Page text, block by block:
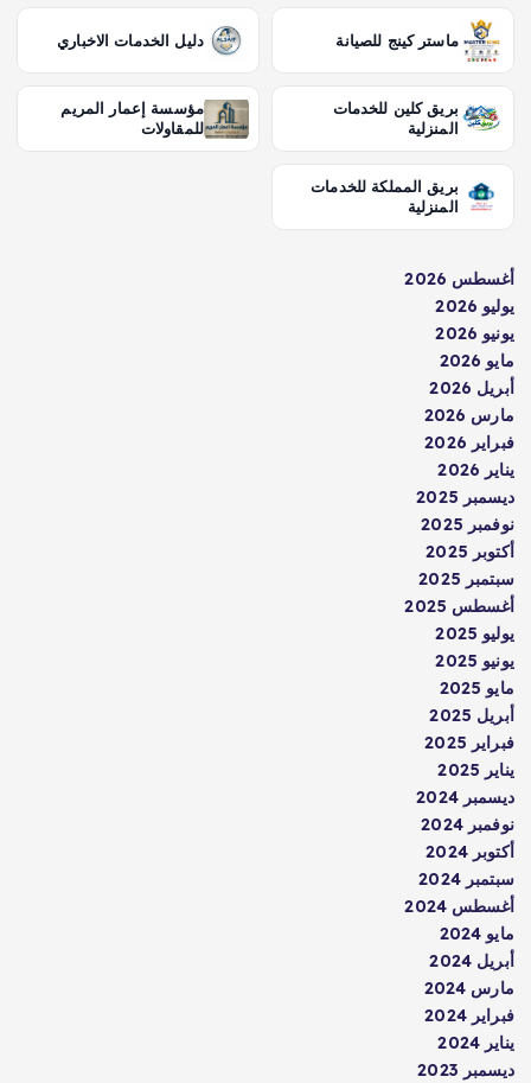
ماستر كينج للصيانة دليل الخدمات الاخباري
بريق كلين للخدمات
المنزلية
مؤسسة إعمار المريم
للمقاولات
بريق المملكة للخدمات
المنزلية
أغسطس 2026
يوليو 2026
يونيو 2026
مايو 2026
أبريل 2026
مارس 2026
فبراير 2026
يناير 2026
ديسمبر 2025
نوفمبر 2025
أكتوبر 2025
سبتمبر 2025
أغسطس 2025
يوليو 2025
يونيو 2025
مايو 2025
أبريل 2025
فبراير 2025
يناير 2025
ديسمبر 2024
نوفمبر 2024
أكتوبر 2024
سبتمبر 2024
أغسطس 2024
مايو 2024
أبريل 2024
مارس 2024
فبراير 2024
يناير 2024
ديسمبر 2023